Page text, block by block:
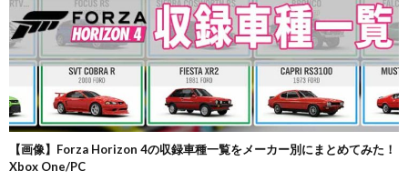
【画像】Forza Horizon 4の収録車種一覧をメーカー別にまとめてみた！
Xbox One/PC